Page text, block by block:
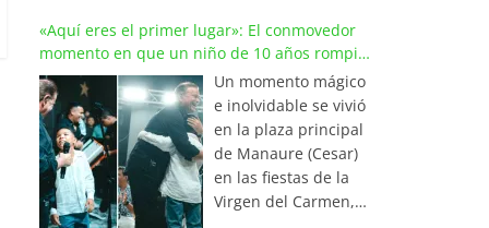
de los listados
musicales en
Colombia y países de
América y Europa.
Esta emotiva
composición del
maestro Wilfran
Castillo se posicionó
en el primer lugar de
«Aquí eres el primer lugar»: El conmovedor
momento en que un niño de 10 años rompió
en llanto al cantar con Iván Villazón
Un momento mágico
e inolvidable se vivió
en la plaza principal
de Manaure (Cesar)
en las fiestas de la
Virgen del Carmen,